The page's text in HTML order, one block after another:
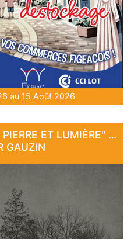
au 15 Août 2026
EXPOSITION "ENTRE PIERRE ET LUMIÈRE" - DE DAN COURTICE ET DE
GAUZIN